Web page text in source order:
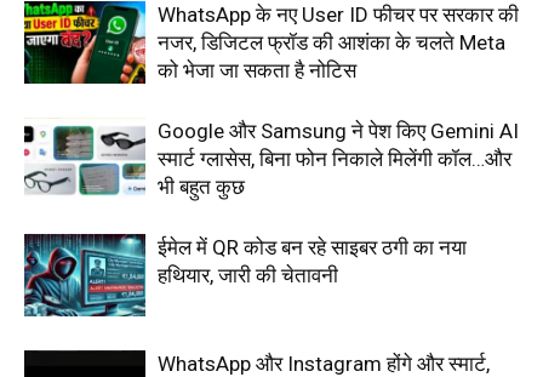
WhatsApp के नए User ID फीचर पर सरकार की
नजर, डिजिटल फ्रॉड की आशंका के चलते Meta
को भेजा जा सकता है नोटिस
Google और Samsung ने पेश किए Gemini AI
स्मार्ट ग्लासेस, बिना फोन निकाले मिलेंगी कॉल…और
भी बहुत कुछ
ईमेल में QR कोड बन रहे साइबर ठगी का नया
हथियार, जारी की चेतावनी
WhatsApp और Instagram होंगे और स्मार्ट,